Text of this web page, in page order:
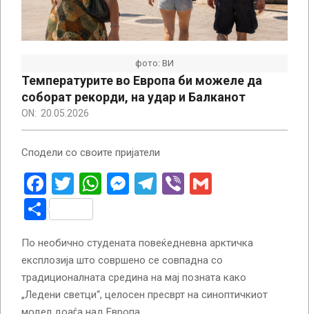
фото: ВИ
Температурите во Европа би можеле да
соборат рекорди, на удар и Балканот
ON: 20.05.2026
Сподели со своите пријатели
Facebook
Twitter
WhatsApp
Messenger
Telegram
Viber
Share
По необично студената повеќедневна арктичка
експлозија што совршено се совпадна со
традиционалната средина на мај позната како
„Ледени светци“, целосен пресврт на синоптичкиот